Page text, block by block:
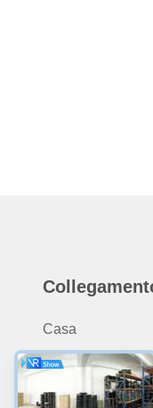
Casa
Prodotti
Chi Siamo